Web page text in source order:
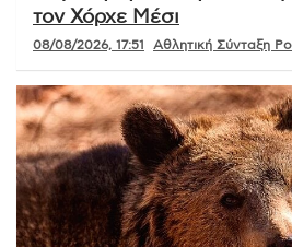
τον Χόρχε Μέσι
08/08/2026, 17:51 Αθλητική Σύνταξη